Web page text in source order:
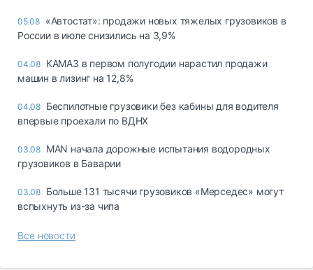
05.08 «Автостат»: продажи новых тяжелых грузовиков в
России в июле снизились на 3,9%
04.08 КАМАЗ в первом полугодии нарастил продажи
машин в лизинг на 12,8%
04.08 Беспилотные грузовики без кабины для водителя
впервые проехали по ВДНХ
03.08 MAN начала дорожные испытания водородных
грузовиков в Баварии
03.08 Больше 131 тысячи грузовиков «Мерседес» могут
вспыхнуть из-за чипа
Все новости